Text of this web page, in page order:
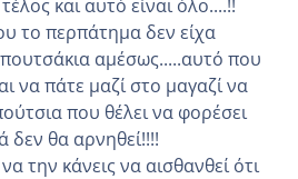
και αυτό είναι όλο....!!
το περπάτημα δεν είχα
αμέσως.....αυτό που
να πάτε μαζί στο μαγαζί να
που θέλει να φορέσει
δεν θα αρνηθεί!!!!
την κάνεις να αισθανθεί ότι